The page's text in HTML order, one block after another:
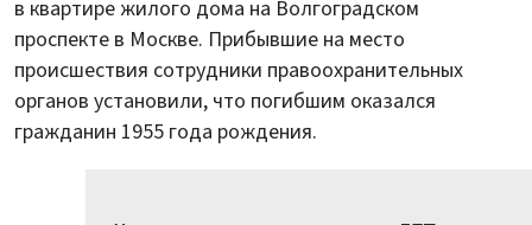
в квартире жилого дома на Волгоградском
проспекте в Москве. Прибывшие на место
происшествия сотрудники правоохранительных
органов установили, что погибшим оказался
гражданин 1955 года рождения.